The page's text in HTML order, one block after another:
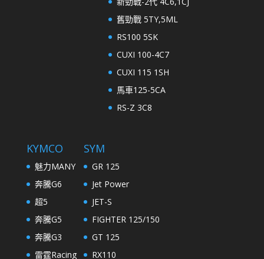
舊勁戰 5TY,5ML
RS100 5SK
CUXI 100-4C7
CUXI 115 1SH
馬車125-5CA
RS-Z 3C8
KYMCO
魅力MANY
奔騰G6
超5
奔騰G5
奔騰G3
雷霆Racing
SYM
GR 125
Jet Power
JET-S
FIGHTER 125/150
GT 125
RX110